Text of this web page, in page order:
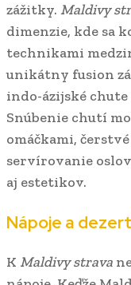
zážitky. Maldivy
dimenzie, kde sa
technikami
unikátny fusion
indo-ázijské
Snúbenie chutí
omáčkami,
servírovanie
aj estetikov.
Nápoje a
K Maldivy strava